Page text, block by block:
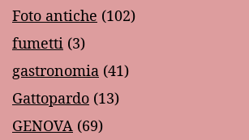
Foto antiche (102)
fumetti (3)
gastronomia (41)
Gattopardo (13)
GENOVA (69)